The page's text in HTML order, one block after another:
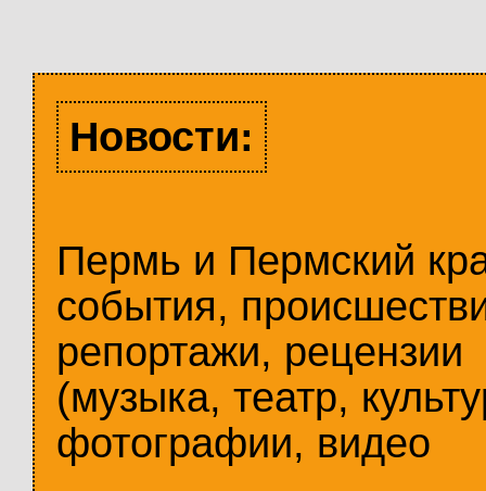
Новости:
Пермь и Пермский
события,
репортажи, рецензии
(музыка, театр,
фотографии, видео